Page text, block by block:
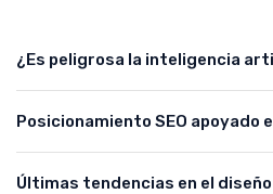
¿Es peligrosa la inteligencia
Posicionamiento SEO
Últimas tendencias en el diseño